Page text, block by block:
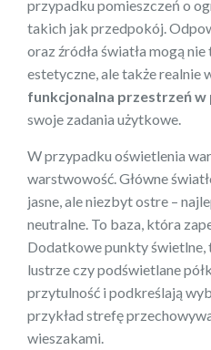
przypadku pomieszczeń o
takich jak przedpokój.
oraz źródła światła mogą
estetyczne, ale także realnie
funkcjonalna przestrzeń
swoje zadania użytkowe.
W przypadku oświetlenia
warstwowość. Główne
jasne, ale niezbyt ostre –
neutralne. To baza, która
Dodatkowe punkty
lustrze czy podświetlane
przytulność i podkreślają
przykład strefę
wieszakami.